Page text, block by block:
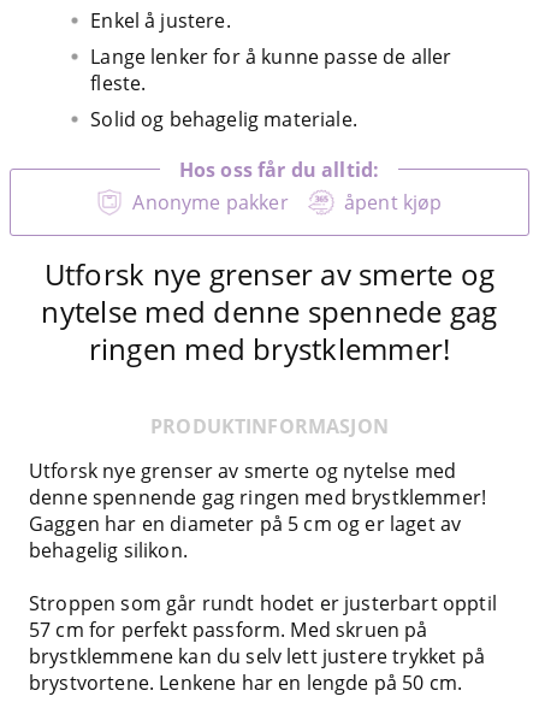
Enkel å justere.
Lange lenker for å kunne passe de aller
fleste.
Solid og behagelig materiale.
Anonyme pakker åpent kjøp
Hos oss får du alltid:
Utforsk nye grenser av smerte og
nytelse med denne spennede gag
ringen med brystklemmer!
PRODUKTINFORMASJON
Utforsk nye grenser av smerte og nytelse med
denne spennende gag ringen med brystklemmer!
Gaggen har en diameter på 5 cm og er laget av
behagelig silikon.
Stroppen som går rundt hodet er justerbart opptil
57 cm for perfekt passform. Med skruen på
brystklemmene kan du selv lett justere trykket på
brystvortene. Lenkene har en lengde på 50 cm.